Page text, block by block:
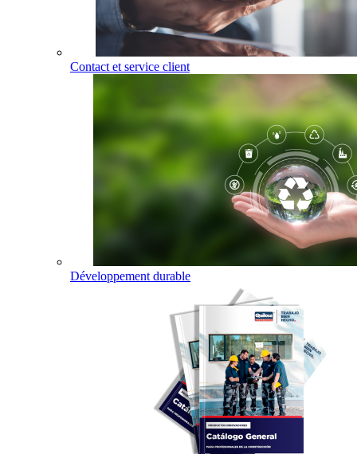
Contact et service client
Développement durable